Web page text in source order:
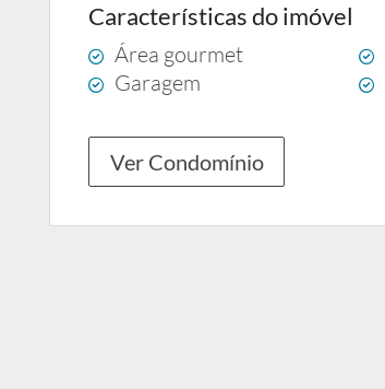
Características do imóvel
Área gourmet
Garagem
Ver Condomínio